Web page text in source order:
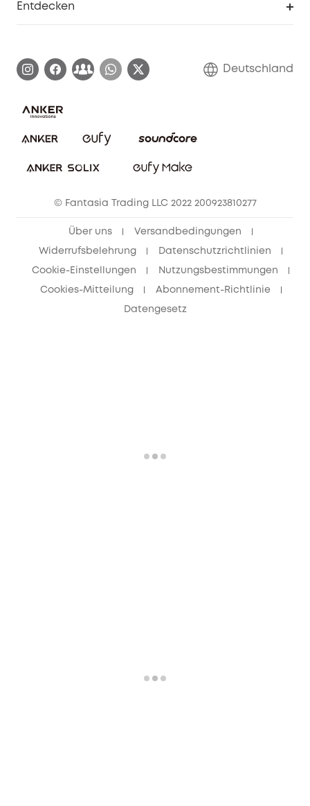
Impressum
Bestellung stornieren
Entdecken
Blog
Deutschland
© Fantasia Trading LLC 2022 200923810277
Über uns Versandbedingungen
Widerrufsbelehrung Datenschutzrichtlinien
Cookie-Einstellungen Nutzungsbestimmungen
Cookies-Mitteilung Abonnement-Richtlinie
Datengesetz